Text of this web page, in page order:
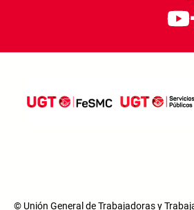
© Unión General de Trabajadoras y